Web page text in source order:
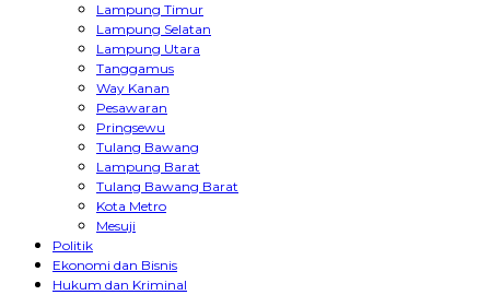
Lampung Timur
Lampung Selatan
Lampung Utara
Tanggamus
Way Kanan
Pesawaran
Pringsewu
Tulang Bawang
Lampung Barat
Tulang Bawang Barat
Kota Metro
Mesuji
Politik
Ekonomi dan Bisnis
Hukum dan Kriminal